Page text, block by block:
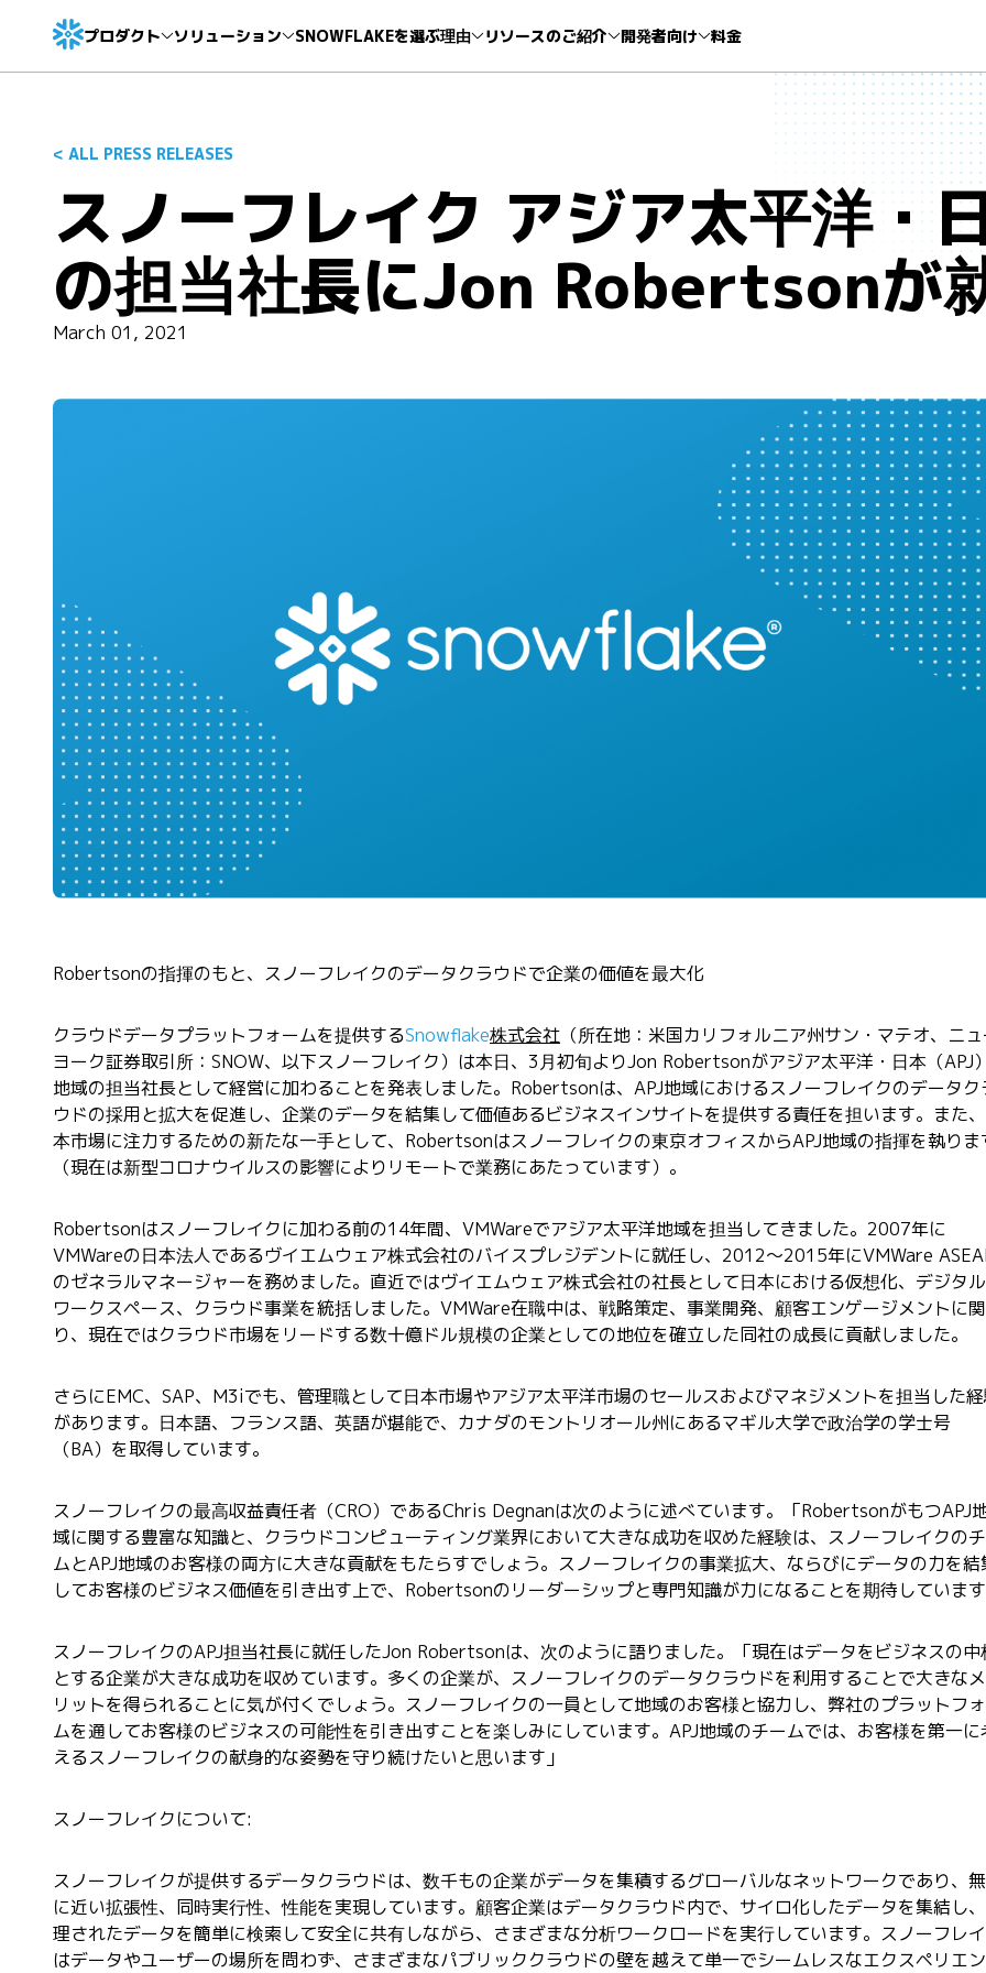
プロダクト ソリューション SNOWFLAKEを選ぶ理由 リソースのご紹介 開発者向け 料金
< ALL PRESS RELEASES
スノーフレイク アジア太平洋・
の担当社長にJon Robertsonが
March 01, 2021
Robertsonの指揮のもと、スノーフレイクのデータクラウドで企業の価値を最大化
クラウドデータプラットフォームを提供するSnowflake株式会社 （所在地：米国カリフォルニア州サン・マテオ、ニュ
ヨーク証券取引所：SNOW、以下スノーフレイク）は本日、3月初旬よりJon Robertsonがアジア太平洋・日本（APJ）
地域の担当社長として経営に加わることを発表しました。Robertsonは、APJ地域におけるスノーフレイクのデータク
ウドの採用と拡大を促進し、企業のデータを結集して価値あるビジネスインサイトを提供する責任を担います。また
本市場に注力するための新たな一手として、Robertsonはスノーフレイクの東京オフィスからAPJ地域の指揮を執りま
（現在は新型コロナウイルスの影響によりリモートで業務にあたっています）。
Robertsonはスノーフレイクに加わる前の14年間、VMWareでアジア太平洋地域を担当してきました。2007年に
VMWareの日本法人であるヴイエムウェア株式会社のバイスプレジデントに就任し、2012～2015年にVMWare
のゼネラルマネージャーを務めました。直近ではヴイエムウェア株式会社の社長として日本における仮想化、デジタル
ワークスペース、クラウド事業を統括しました。VMWare在職中は、戦略策定、事業開発、顧客エンゲージメントに
り、現在ではクラウド市場をリードする数十億ドル規模の企業としての地位を確立した同社の成長に貢献しました。
さらにEMC、SAP、M3iでも、管理職として日本市場やアジア太平洋市場のセールスおよびマネジメントを担当した
があります。日本語、フランス語、英語が堪能で、カナダのモントリオール州にあるマギル大学で政治学の学士号
（BA）を取得しています。
スノーフレイクの最高収益責任者（CRO）であるChris Degnanは次のように述べています。「RobertsonがもつAPJ
域に関する豊富な知識と、クラウドコンピューティング業界において大きな成功を収めた経験は、スノーフレイクの
ムとAPJ地域のお客様の両方に大きな貢献をもたらすでしょう。スノーフレイクの事業拡大、ならびにデータの力を結
してお客様のビジネス価値を引き出す上で、Robertsonのリーダーシップと専門知識が力になることを期待しています
スノーフレイクのAPJ担当社長に就任したJon Robertsonは、次のように語りました。「現在はデータをビジネスの中
とする企業が大きな成功を収めています。多くの企業が、スノーフレイクのデータクラウドを利用することで大きなメ
リットを得られることに気が付くでしょう。スノーフレイクの一員として地域のお客様と協力し、弊社のプラットフ
ムを通してお客様のビジネスの可能性を引き出すことを楽しみにしています。APJ地域のチームでは、お客様を第一に
えるスノーフレイクの献身的な姿勢を守り続けたいと思います」
スノーフレイクについて:
スノーフレイクが提供するデータクラウドは、数千もの企業がデータを集積するグローバルなネットワークであり、
に近い拡張性、同時実行性、性能を実現しています。顧客企業はデータクラウド内で、サイロ化したデータを集結し
理されたデータを簡単に検索して安全に共有しながら、さまざまな分析ワークロードを実行しています。スノーフレ
はデータやユーザーの場所を問わず、さまざまなパブリッククラウドの壁を越えて単一でシームレスなエクスペリエ